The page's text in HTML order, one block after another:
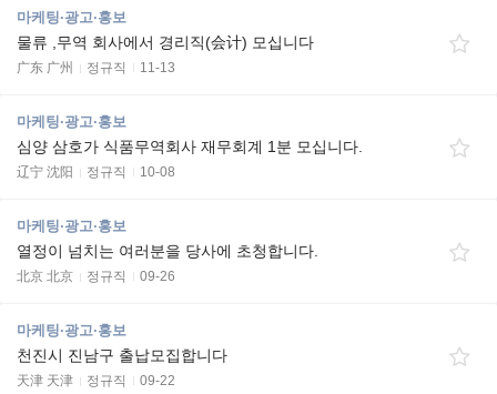
마케팅·광고·홍보
물류 ,무역 회사에서 경리직(会计) 모십니다
广东 广州 정규직 11-13
마케팅·광고·홍보
심양 삼호가 식품무역회사 재무회계 1분 모십니다.
辽宁 沈阳 정규직 10-08
마케팅·광고·홍보
열정이 넘치는 여러분을 당사에 초청합니다.
北京 北京 정규직 09-26
마케팅·광고·홍보
천진시 진남구 출납모집합니다
天津 天津 정규직 09-22